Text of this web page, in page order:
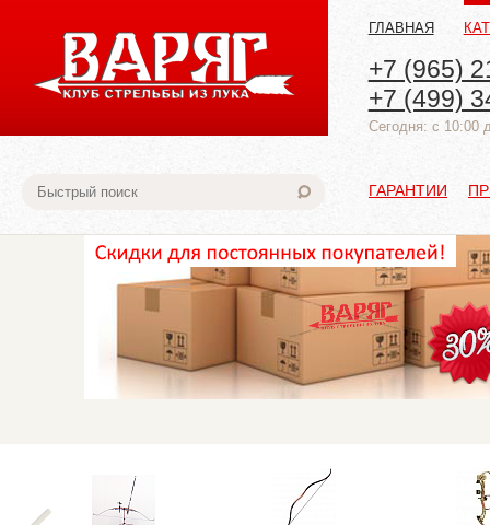
ГЛАВНАЯ
+7 (965)
+7 (499)
Cегодня: с 10:00
ГАРАНТИИ